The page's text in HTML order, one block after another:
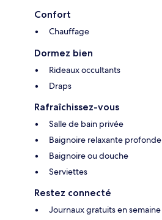
Confort
Chauffage
Dormez bien
Rideaux occultants
Draps
Rafraîchissez-vous
Salle de bain privée
Baignoire relaxante profonde
Baignoire ou douche
Serviettes
Restez connecté
Journaux gratuits en semaine